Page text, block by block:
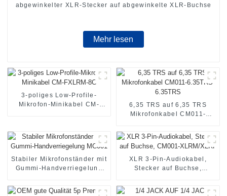
abgewinkelter XLR-Stecker auf abgewinkelte XLR-Buchse
Mehr lesen
3-poliges Low-Profile-
Mikrofon-Minikabel CM-
6,35 TRS auf 6,35 TRS
Mikrofonkabel CM011-
Stabiler Mikrofonständer mit
Gummi-Handverriegelung
XLR 3-Pin-Audiokabel,
Stecker auf Buchse,